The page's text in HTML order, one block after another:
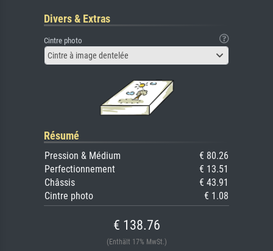
Divers & Extras
Cintre photo
Cintre à image dentelée
Résumé
Pression & Médium
€ 80.26
Perfectionnement
€ 13.51
Châssis
€ 43.91
Cintre photo
€ 1.08
€ 138.76
(Enthält 17% MwSt.)